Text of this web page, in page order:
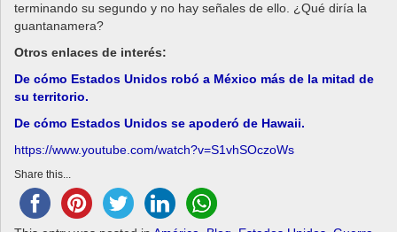
terminando su segundo y no hay señales de ello. ¿Qué diría la
guantanamera?
Otros enlaces de interés:
De cómo Estados Unidos robó a México más de la mitad de
su territorio.
De cómo Estados Unidos se apoderó de Hawaii.
https://www.youtube.com/watch?v=S1vhSOczoWs
Share this...